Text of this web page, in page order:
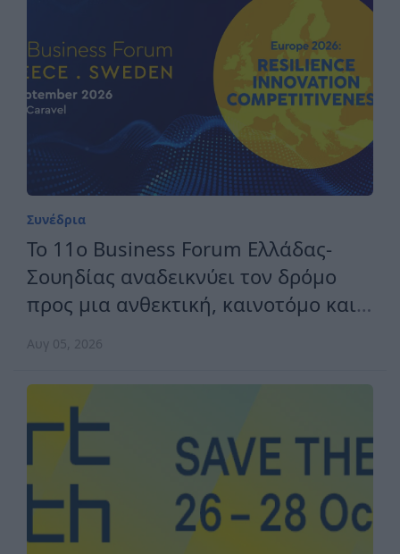
Συνέδρια
Το 11ο Business Forum Ελλάδας-
Σουηδίας αναδεικνύει τον δρόμο
προς μια ανθεκτική, καινοτόμο και
Αυγ 05, 2026